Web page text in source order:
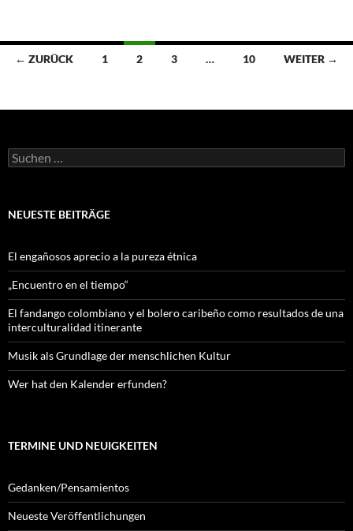
Beitragsnavigation
← ZURÜCK 1 2 3 … 10 WEITER →
Suchen
nach:
NEUESTE BEITRÄGE
El engañosos aprecio a la pureza étnica
„Encuentro en el tiempo“
El fandango colombiano y el bolero caribeño como resultados de una
interculturalidad itinerante
Musik als Grundlage der menschlichen Kultur
Wer hat den Kalender erfunden?
TERMINE UND NEUIGKEITEN
Gedanken/Pensamientos
Neueste Veröffentlichungen